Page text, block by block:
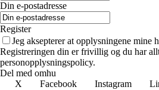
Din e-postadresse
Register
Jeg aksepterer at opplysningene mine
Registreringen din er frivillig og du har
personopplysningspolicy.
Del med omhu
X
Facebook Instagram